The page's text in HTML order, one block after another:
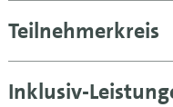
Teilnehmerkreis
Inklusiv-